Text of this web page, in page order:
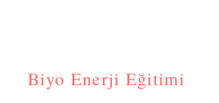
Biyo Enerji Eğitimi